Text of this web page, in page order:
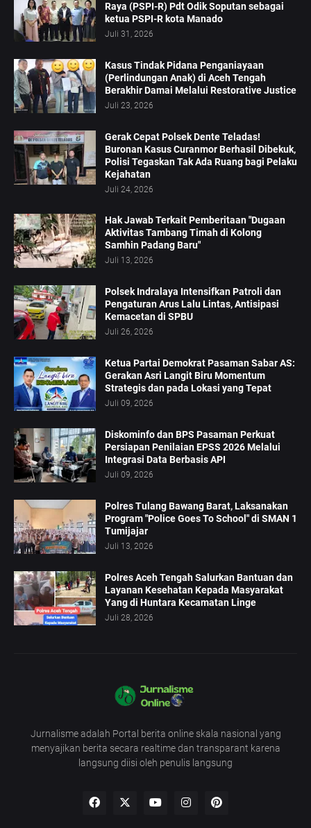
Raya (PSPI-R) Pdt Odik Soputan sebagai
ketua PSPI-R kota Manado
Juli 31, 2026
Kasus Tindak Pidana Penganiayaan
(Perlindungan Anak) di Aceh Tengah
Berakhir Damai Melalui Restorative Justice
Juli 23, 2026
Gerak Cepat Polsek Dente Teladas!
Buronan Kasus Curanmor Berhasil Dibekuk,
Polisi Tegaskan Tak Ada Ruang bagi Pelaku
Kejahatan
Juli 24, 2026
Hak Jawab Terkait Pemberitaan "Dugaan
Aktivitas Tambang Timah di Kolong
Samhin Padang Baru"
Juli 13, 2026
Polsek Indralaya Intensifkan Patroli dan
Pengaturan Arus Lalu Lintas, Antisipasi
Kemacetan di SPBU
Juli 26, 2026
Ketua Partai Demokrat Pasaman Sabar AS:
Gerakan Asri Langit Biru Momentum
Strategis dan pada Lokasi yang Tepat
Juli 09, 2026
Diskominfo dan BPS Pasaman Perkuat
Persiapan Penilaian EPSS 2026 Melalui
Integrasi Data Berbasis API
Juli 09, 2026
Polres Tulang Bawang Barat, Laksanakan
Program "Police Goes To School" di SMAN 1
Tumijajar
Juli 13, 2026
Polres Aceh Tengah Salurkan Bantuan dan
Layanan Kesehatan Kepada Masyarakat
Yang di Huntara Kecamatan Linge
Juli 28, 2026
Jurnalisme adalah Portal berita online skala nasional yang
menyajikan berita secara realtime dan transparant karena
langsung diisi oleh penulis langsung